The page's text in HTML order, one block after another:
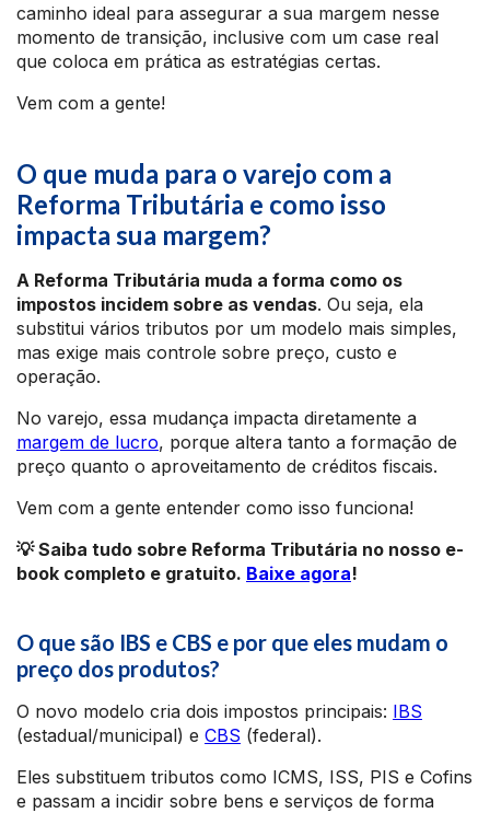
caminho ideal para assegurar a sua margem nesse
momento de transição, inclusive com um case real
que coloca em prática as estratégias certas.
Vem com a gente!
O que muda para o varejo com a
Reforma Tributária e como isso
impacta sua margem?
A Reforma Tributária muda a forma como os
impostos incidem sobre as vendas. Ou seja, ela
substitui vários tributos por um modelo mais simples,
mas exige mais controle sobre preço, custo e
operação.
No varejo, essa mudança impacta diretamente a
margem de lucro, porque altera tanto a formação de
preço quanto o aproveitamento de créditos fiscais.
Vem com a gente entender como isso funciona!
💡 Saiba tudo sobre Reforma Tributária no nosso e-
book completo e gratuito. Baixe agora!
O que são IBS e CBS e por que eles mudam o
preço dos produtos?
O novo modelo cria dois impostos principais: IBS
(estadual/municipal) e CBS (federal).
Eles substituem tributos como ICMS, ISS, PIS e Cofins
e passam a incidir sobre bens e serviços de forma